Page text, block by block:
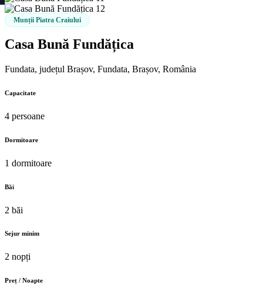
Munții Piatra Craiului
Casa Bună Fundățica
Fundata, județul Brașov, Fundata, Brașov, România
Capacitate
4 persoane
Dormitoare
1 dormitoare
Băi
2 băi
Sejur minim
2 nopți
Preț / Noapte